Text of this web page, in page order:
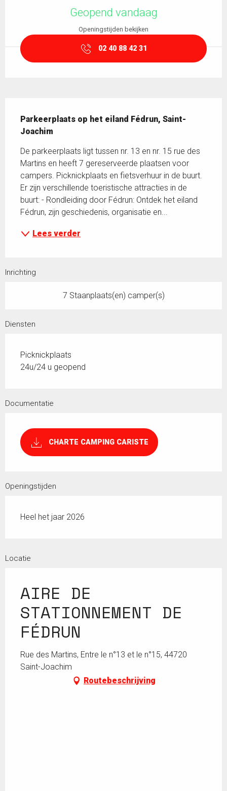
Geopend vandaag
Openingstijden bekijken
02 40 88 42 31
Parkeerplaats op het eiland Fédrun, Saint-
Joachim
De parkeerplaats ligt tussen nr. 13 en nr. 15 rue des
Martins en heeft 7 gereserveerde plaatsen voor
campers. Picknickplaats en fietsverhuur in de buurt.
Er zijn verschillende toeristische attracties in de
buurt: - Rondleiding door Fédrun: Ontdek het eiland
Fédrun, zijn geschiedenis, organisatie en...
Lees verder
Inrichting
7 Staanplaats(en) camper(s)
Diensten
Picknickplaats
24u/24 u geopend
Documentatie
CHARTE CAMPING CARISTE
Openingstijden
Heel het jaar 2026
Locatie
AIRE DE
STATIONNEMENT DE
FÉDRUN
Rue des Martins, Entre le n°13 et le n°15, 44720
Saint-Joachim
Routebeschrijving